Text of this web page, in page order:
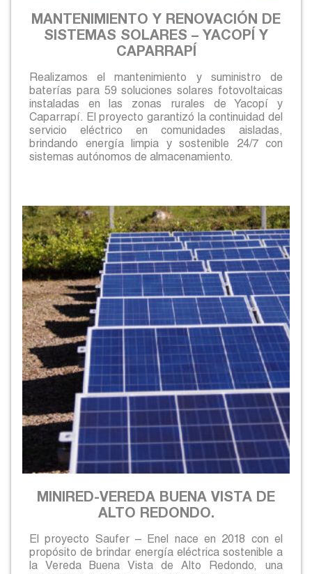
MANTENIMIENTO Y RENOVACIÓN DE
SISTEMAS SOLARES – YACOPÍ Y
CAPARRAPÍ
Realizamos el mantenimiento y suministro de
baterías para 59 soluciones solares fotovoltaicas
instaladas en las zonas rurales de Yacopí y
Caparrapí. El proyecto garantizó la continuidad del
servicio eléctrico en comunidades aisladas,
brindando energía limpia y sostenible 24/7 con
sistemas autónomos de almacenamiento.
MINIRED-VEREDA BUENA VISTA DE
ALTO REDONDO.
El proyecto Saufer – Enel nace en 2018 con el
propósito de brindar energía eléctrica sostenible a
la Vereda Buena Vista de Alto Redondo, una